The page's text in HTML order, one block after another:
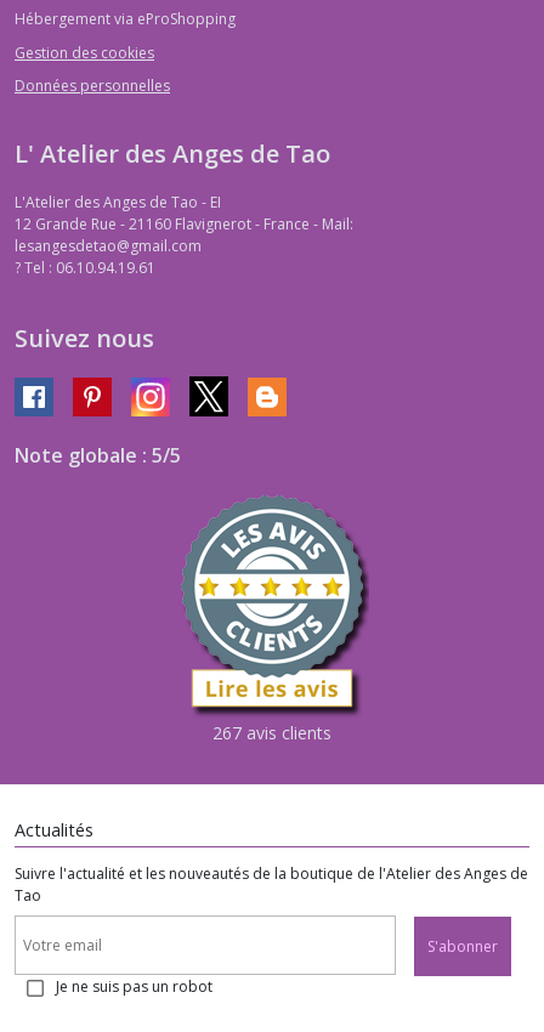
Hébergement via eProShopping
Gestion des cookies
Données personnelles
L' Atelier des Anges de Tao
L'Atelier des Anges de Tao - EI
12 Grande Rue - 21160 Flavignerot - France - Mail:
lesangesdetao@gmail.com
?Tel : 06.10.94.19.61
Suivez nous
Note globale : 5/5
267 avis clients
Actualités
Suivre l'actualité et les nouveautés de la boutique de l'Atelier des Anges de
Tao
S'abonner
Je ne suis pas un robot